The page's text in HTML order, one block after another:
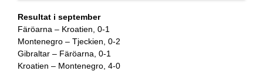
Resultat i september
Färöarna – Kroatien, 0-1
Montenegro – Tjeckien, 0-2
Gibraltar – Färöarna, 0-1
Kroatien – Montenegro, 4-0